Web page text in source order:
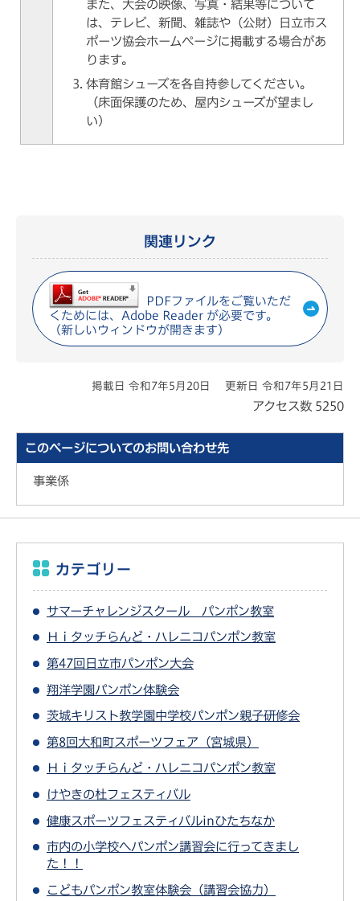
また、大会の映像、写真・結果等について
は、テレビ、新聞、雑誌や（公財）日立市ス
ポーツ協会ホームページに掲載する場合があ
ります。
体育館シューズを各自持参してください。
（床面保護のため、屋内シューズが望まし
い）
関連リンク
PDFファイルをご覧いただ
くためには、Adobe Reader が必要です。
（新しいウィンドウが開きます）
掲載日 令和7年5月20日 更新日 令和7年5月21日
アクセス数 5250
このページについてのお問い合わせ先
事業係
カテゴリー
サマーチャレンジスクール パンポン教室
Ｈｉタッチらんど・ハレニコパンポン教室
第47回日立市パンポン大会
翔洋学園パンポン体験会
茨城キリスト教学園中学校パンポン親子研修会
第8回大和町スポーツフェア（宮城県）
Ｈｉタッチらんど・ハレニコパンポン教室
けやきの杜フェスティバル
健康スポーツフェスティバルinひたちなか
市内の小学校へパンポン講習会に行ってきまし
た！！
こどもパンポン教室体験会（講習会協力）